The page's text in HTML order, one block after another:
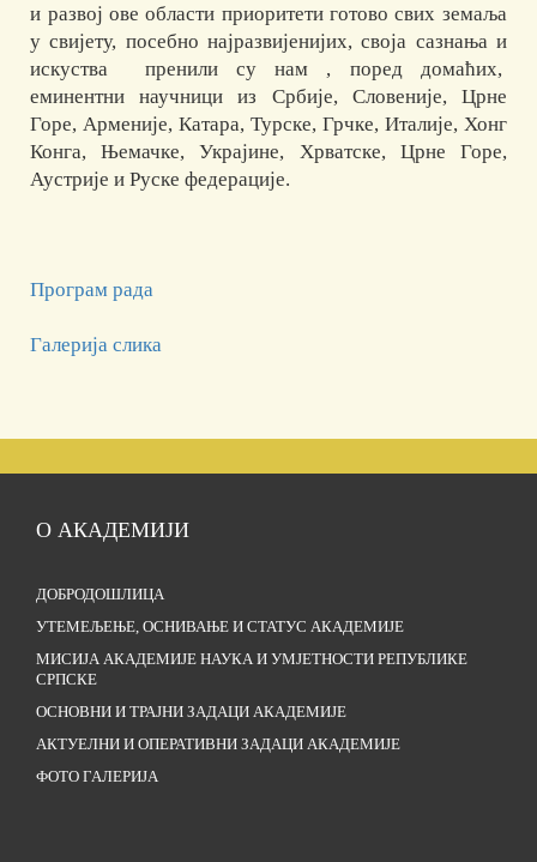
и развој ове области приоритети готово свих земаља
у свијету, посебно најразвијенијих, своја сазнања и
искуства пренили су нам , поред домаћих,
еминентни научници из Србије, Словеније, Црне
Горе, Арменије, Катара, Турске, Грчке, Италије, Хонг
Конга, Њемачке, Украјине, Хрватске, Црне Горе,
Аустрије и Руске федерације.
Програм рада
Галерија слика
О АКАДЕМИЈИ
ДОБРОДОШЛИЦА
УТЕМЕЉЕЊЕ, ОСНИВАЊЕ И СТАТУС АКАДЕМИЈЕ
МИСИЈА АКАДЕМИЈЕ НАУКА И УМЈЕТНОСТИ РЕПУБЛИКЕ
СРПСКЕ
ОСНОВНИ И ТРАЈНИ ЗАДАЦИ АКАДЕМИЈЕ
АКТУЕЛНИ И ОПЕРАТИВНИ ЗАДАЦИ АКАДЕМИЈЕ
ФОТО ГАЛЕРИЈА